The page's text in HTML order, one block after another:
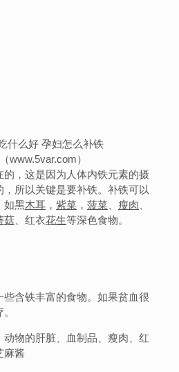
www.5var.com）
的，这是因为人体内铁元素的摄
，所以关键是要补铁。补铁可以
如黑木耳 ， 紫菜 ， 菠菜 瘦肉
菇 、红衣花生等深色食物。
含铁丰富的食物。如果贫血很
物的肝脏、血制品、瘦肉、红
麻酱